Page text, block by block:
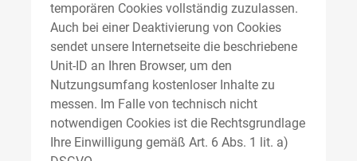
temporären Cookies vollständig zuzulassen.
Auch bei einer Deaktivierung von Cookies
sendet unsere Internetseite die beschriebene
Unit-ID an Ihren Browser, um den
Nutzungsumfang kostenloser Inhalte zu
messen. Im Falle von technisch nicht
notwendigen Cookies ist die Rechtsgrundlage
Ihre Einwilligung gemäß Art. 6 Abs. 1 lit. a)